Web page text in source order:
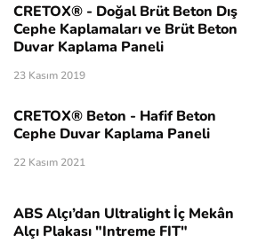
CRETOX® - Doğal Brüt Beton Dış
Cephe Kaplamaları ve Brüt Beton
Duvar Kaplama Paneli
23 Kasım 2019
CRETOX® Beton - Hafif Beton
Cephe Duvar Kaplama Paneli
22 Kasım 2021
ABS Alçı’dan Ultralight İç Mekân
Alçı Plakası "Intreme FIT"